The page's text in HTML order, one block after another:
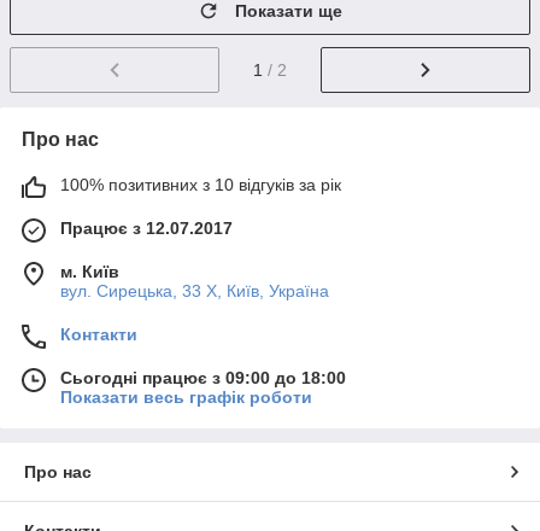
Показати ще
1 / 2
Про нас
100% позитивних з 10 відгуків за рік
Працює з 12.07.2017
м. Київ
вул. Сирецька, 33 Х, Київ, Україна
Контакти
Сьогодні працює з 09:00 до 18:00
Показати весь графік роботи
Про нас